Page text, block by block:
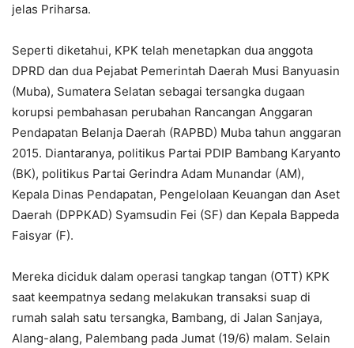
jelas Priharsa.
Seperti diketahui, KPK telah menetapkan dua anggota
DPRD dan dua Pejabat Pemerintah Daerah Musi Banyuasin
(Muba), Sumatera Selatan sebagai tersangka dugaan
korupsi pembahasan perubahan Rancangan Anggaran
Pendapatan Belanja Daerah (RAPBD) Muba tahun anggaran
2015. Diantaranya, politikus Partai PDIP Bambang Karyanto
(BK), politikus Partai Gerindra Adam Munandar (AM),
Kepala Dinas Pendapatan, Pengelolaan Keuangan dan Aset
Daerah (DPPKAD) Syamsudin Fei (SF) dan Kepala Bappeda
Faisyar (F).
Mereka diciduk dalam operasi tangkap tangan (OTT) KPK
saat keempatnya sedang melakukan transaksi suap di
rumah salah satu tersangka, Bambang, di Jalan Sanjaya,
Alang-alang, Palembang pada Jumat (19/6) malam. Selain